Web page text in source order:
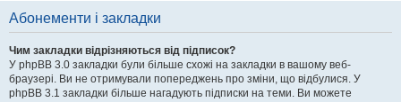
Абонементи і закладки
Чим закладки відрізняються від підписок?
У phpBB 3.0 закладки були більше схожі на закладки в вашому веб-
браузері. Ви не отримували попереджень про зміни, що відбулися. У
phpBB 3.1 закладки більше нагадують підписки на теми. Ви можете